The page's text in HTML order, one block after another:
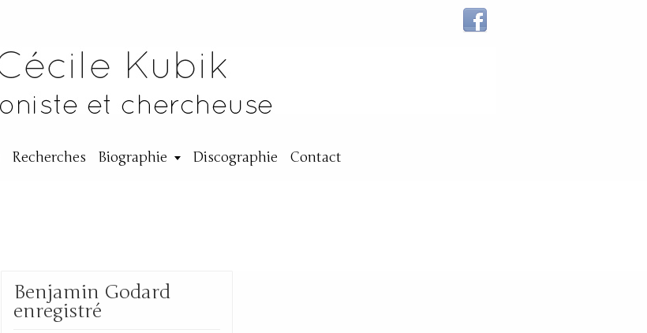
Recherches Biographie Discographie Contact
Benjamin Godard
enregistré